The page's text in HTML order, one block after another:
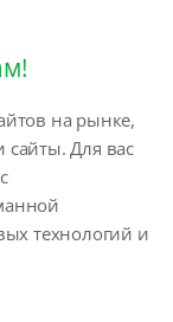
на рынке,
Для вас
технологий и